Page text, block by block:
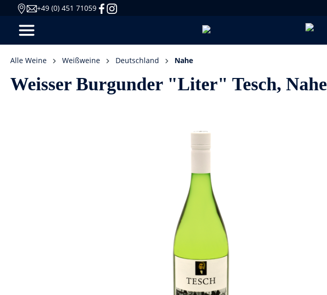
+49 (0) 451 71059
Alle Weine Weißweine Deutschland Nahe
Weisser Burgunder "Liter" Tesch, Nahe